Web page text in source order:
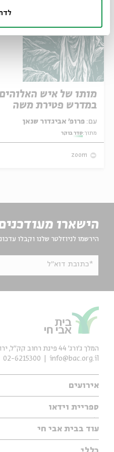
מותו של איש
במדרש פטירת משה
עם:
מתוך:סדר בוקר
zoom
הישארו
הירשמו לניוזלטר שלנו וקבלו
*כתובת דוא"ל
אירועים
אנגלית
ספריית וידאו
עיון
עוד בבית אבי חי
המלך ג'ורג' 44 פינת רחוב קק״ל, ירושלים
info@bac.org.il
02-6215300